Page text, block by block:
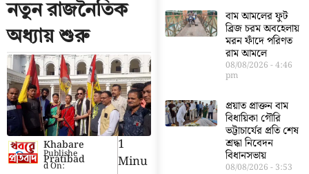
নতুন রাজনৈতিক
অধ্যায় শুরু
Khabare
Pratibad
Publishe
d On:
1
Minu
বাম আমলের ফুট
ব্রিজ চরম অবহেলায়
মরন ফাঁদে পরিণত
রাম আমলে
08/08/2026 4:46
pm
প্রয়াত প্রাক্তন বাম
বিধায়িকা গৌরি
ভট্টাচার্যের প্রতি শেষ
শ্রদ্ধা নিবেদন
বিধানসভায়
08/08/2026 3:53